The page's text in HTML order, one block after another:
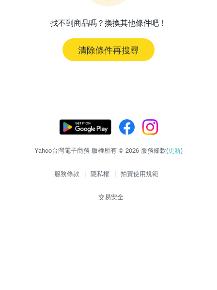
找不到商品嗎？換換其他條件吧！
清除條件再搜尋
Yahoo台灣電子商務 版權所有 © 2026 服務條款(更新)
服務條款 | 隱私權 | 拍賣使用規範
交易安全